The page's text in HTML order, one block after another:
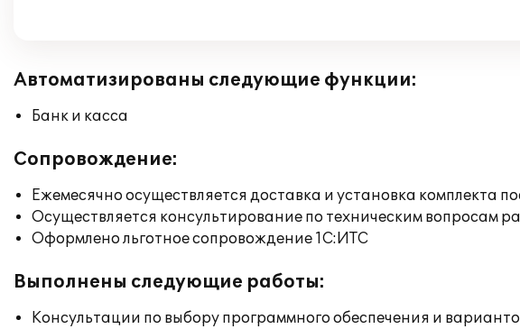
Автоматизированы следующие функции:
Банк и касса
Сопровождение:
Ежемесячно осуществляется доставка и установка комплекта
Осуществляется консультирование по техническим вопросам
Оформлено льготное сопровождение 1С:ИТС
Выполнены следующие работы:
Консультации по выбору программного обеспечения и